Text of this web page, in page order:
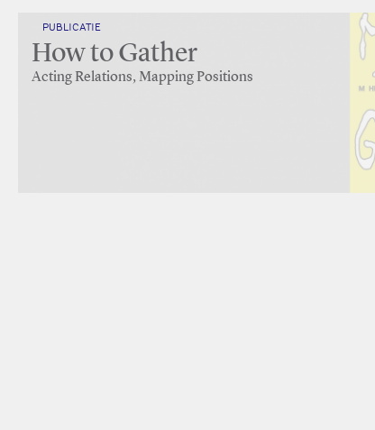
PUBLICATIE
How to Gather
Acting Relations, Mapping Positions